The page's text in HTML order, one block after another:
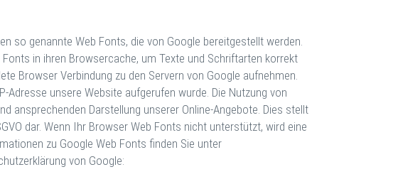
so genannte Web Fonts, die von Google bereitgestellt werden.
in ihren Browsercache, um Texte und Schriftarten korrekt
Browser Verbindung zu den Servern von Google aufnehmen.
unsere Website aufgerufen wurde. Die Nutzung von
ansprechenden Darstellung unserer Online-Angebote. Dies stellt
dar. Wenn Ihr Browser Web Fonts nicht unterstützt, wird eine
zu Google Web Fonts finden Sie unter
von Google: